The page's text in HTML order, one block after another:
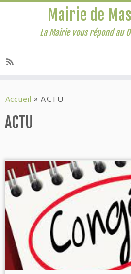
Mairie de
La Mairie vous répond au
Accueil » ACTU
ACTU